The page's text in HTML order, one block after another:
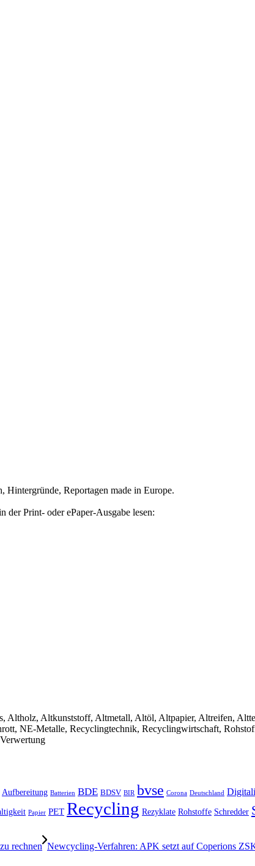
Hintergründe, Reportagen made in Europe.
der Print- oder ePaper-Ausgabe lesen:
Altholz, Altkunststoff, Altmetall, Altöl, Altpapier, Altreifen,
NE-Metalle, Recyclingtechnik, Recyclingwirtschaft,
Aufbereitung Batterien BDE BDSV BIR bvse Corona Deutschland
Papier PET Recycling Rezyklate Rohstoffe Schredder
rechnen Newcycling-Verfahren: APK setzt auf Coperions